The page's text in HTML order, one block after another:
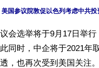
会选举将于9月17日举
同时，中企将于2021年
，也再次受到美国关注。